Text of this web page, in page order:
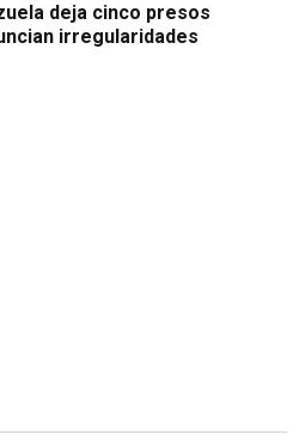
deja cinco presos
irregularidades